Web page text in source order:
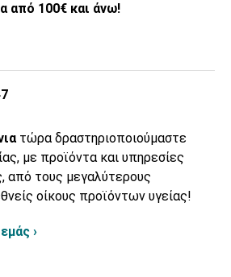
από 100€ και άνω!
τώρα δραστηριοποιούμαστε
με προϊόντα και υπηρεσίες
από τους μεγαλύτερους
οίκους προϊόντων υγείας!
›